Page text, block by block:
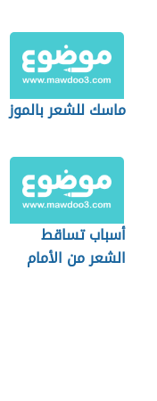
ماسك للشعر بالموز
أسباب تساقط
الشعر من الأمام